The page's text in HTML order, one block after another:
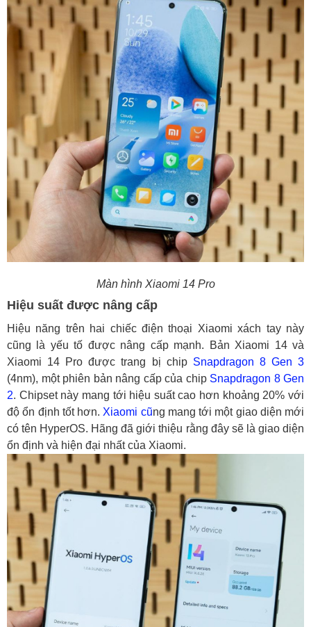
Màn hình Xiaomi 14 Pro
Hiệu suất được nâng cấp
Hiệu năng trên hai chiếc điện thoại Xiaomi xách tay này
cũng là yếu tố được nâng cấp mạnh. Bản Xiaomi 14 và
Xiaomi 14 Pro được trang bị chip Snapdragon 8 Gen 3
(4nm), một phiên bản nâng cấp của chip Snapdragon 8 Gen
2. Chipset này mang tới hiệu suất cao hơn khoảng 20% với
độ ổn định tốt hơn. Xiaomi cũng mang tới một giao diện mới
có tên HyperOS. Hãng đã giới thiệu rằng đây sẽ là giao diện
ổn định và hiện đại nhất của Xiaomi.